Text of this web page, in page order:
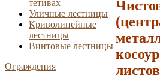
тетивах
Уличные лестницы
Криволинейные
лестницы
Винтовые лестницы
Ограждения